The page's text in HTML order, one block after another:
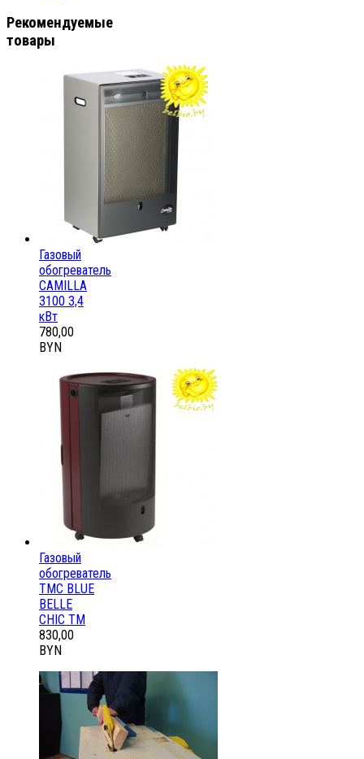
Рекомендуемые
товары
Газовый
обогреватель
CAMILLA
3100 3,4
кВт
780,00
BYN
Газовый
обогреватель
ТМС BLUE
BELLE
CHIC ТМ
830,00
BYN